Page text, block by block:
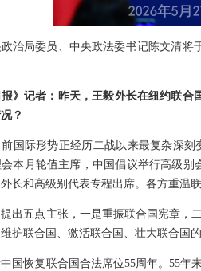
治局委员、中央政法委书记陈文清将
报》记者：昨天，王毅外长在纽约联
？
国际形势正经历二战以来最复杂深
本月轮值主席，中国倡议举行高级别
长和高级别代表专程出席。各方重温
出五点主张，一是重振联合国宪章，
护联合国、激活联合国、壮大联合国
国恢复联合国合法席位55周年。55年